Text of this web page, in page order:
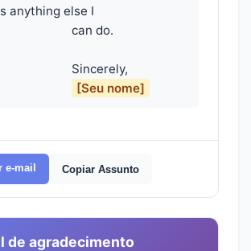
anything else I
[Seu nome]
e-mail Copiar Assunto
de agradecimento